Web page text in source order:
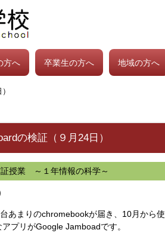
方へ 卒業生の方へ 地域の方へ
の検証（９月24日）
授業 ～１年情報の科学～
あまりのchromebookが届き、10月から
プリがGoogle Jamboadです。